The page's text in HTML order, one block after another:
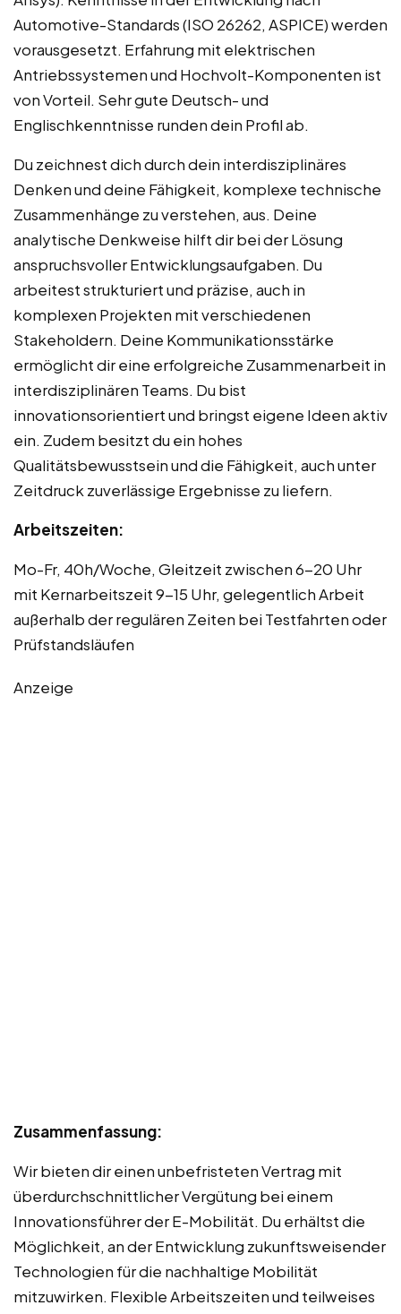
Automotive-Standards (ISO 26262, ASPICE) werden
vorausgesetzt. Erfahrung mit elektrischen
Antriebssystemen und Hochvolt-Komponenten ist
von Vorteil. Sehr gute Deutsch- und
Englischkenntnisse runden dein Profil ab.
Du zeichnest dich durch dein interdisziplinäres
Denken und deine Fähigkeit, komplexe technische
Zusammenhänge zu verstehen, aus. Deine
analytische Denkweise hilft dir bei der Lösung
anspruchsvoller Entwicklungsaufgaben. Du
arbeitest strukturiert und präzise, auch in
komplexen Projekten mit verschiedenen
Stakeholdern. Deine Kommunikationsstärke
ermöglicht dir eine erfolgreiche Zusammenarbeit in
interdisziplinären Teams. Du bist
innovationsorientiert und bringst eigene Ideen aktiv
ein. Zudem besitzt du ein hohes
Qualitätsbewusstsein und die Fähigkeit, auch unter
Zeitdruck zuverlässige Ergebnisse zu liefern.
Arbeitszeiten:
Mo-Fr, 40h/Woche, Gleitzeit zwischen 6-20 Uhr
mit Kernarbeitszeit 9-15 Uhr, gelegentlich Arbeit
außerhalb der regulären Zeiten bei Testfahrten oder
Prüfstandsläufen
Anzeige
Zusammenfassung:
Wir bieten dir einen unbefristeten Vertrag mit
überdurchschnittlicher Vergütung bei einem
Innovationsführer der E-Mobilität. Du erhältst die
Möglichkeit, an der Entwicklung zukunftsweisender
Technologien für die nachhaltige Mobilität
mitzuwirken. Flexible Arbeitszeiten und teilweises